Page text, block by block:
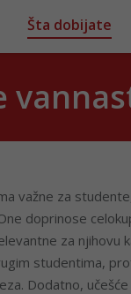
Šta dobijate
važne za
doprinose
za njihovu
studentima,
Dodatno,